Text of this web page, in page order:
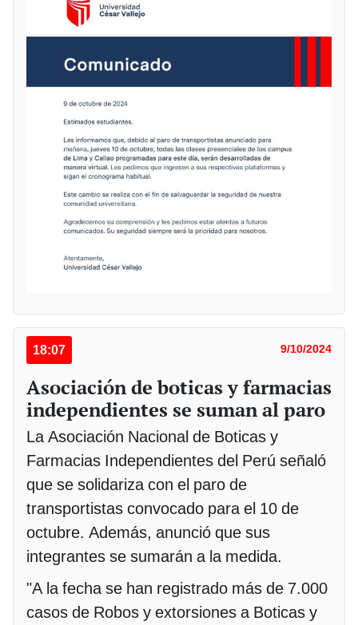
18:07 9/10/2024
Asociación de boticas y farmacias
independientes se suman al paro
La Asociación Nacional de Boticas y
Farmacias Independientes del Perú señaló
que se solidariza con el paro de
transportistas convocado para el 10 de
octubre. Además, anunció que sus
integrantes se sumarán a la medida.
"A la fecha se han registrado más de 7.000
casos de Robos y extorsiones a Boticas y